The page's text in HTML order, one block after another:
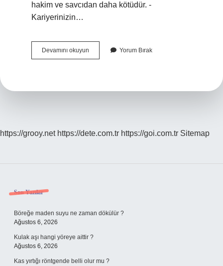
hakim ve savcıdan daha kötüdür. -
Kariyerinizin…
Devamını okuyun Başsavcı
Mı
Yorum Bırak
https://grooy.net https://dete.com.tr https://goi.com.tr Sitemap
Sidebar
Son Yazılar
Böreğe maden suyu ne zaman dökülür ?
Ağustos 6, 2026
Kulak aşı hangi yöreye aittir ?
Ağustos 6, 2026
Kas yırtığı röntgende belli olur mu ?